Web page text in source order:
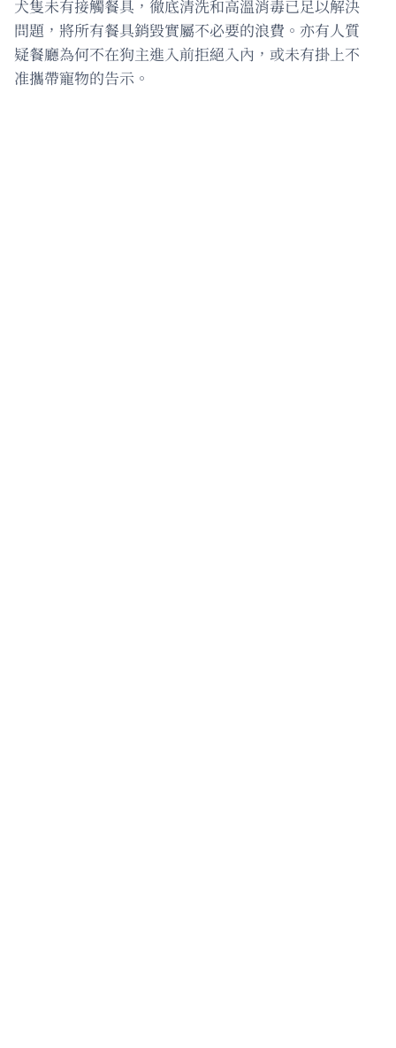
犬隻未有接觸餐具，徹底清洗和高溫消毒已足以解決
問題，將所有餐具銷毀實屬不必要的浪費。亦有人質
疑餐廳為何不在狗主進入前拒絕入內，或未有掛上不
准攜帶寵物的告示。